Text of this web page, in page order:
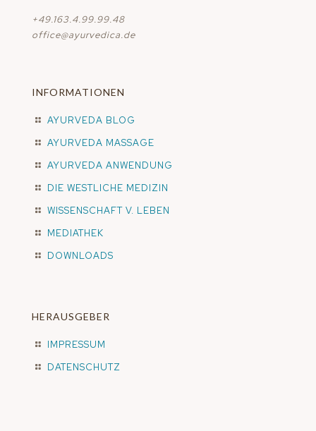
+49.163.4.99.99.48
office@ayurvedica.de
INFORMATIONEN
AYURVEDA BLOG
AYURVEDA MASSAGE
AYURVEDA ANWENDUNG
DIE WESTLICHE MEDIZIN
WISSENSCHAFT V. LEBEN
MEDIATHEK
DOWNLOADS
HERAUSGEBER
IMPRESSUM
DATENSCHUTZ